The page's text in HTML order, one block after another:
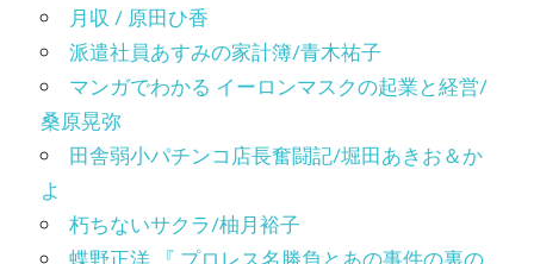
月収 / 原田ひ香
派遣社員あすみの家計簿/青木祐子
マンガでわかる イーロンマスクの起業と経営/
桑原晃弥
田舎弱小パチンコ店長奮闘記/堀田あきお＆か
よ
朽ちないサクラ/柚月裕子